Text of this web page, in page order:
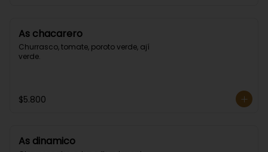
As chacarero
Churrasco, tomate, poroto verde, ají
verde.
$5.800
As dinamico